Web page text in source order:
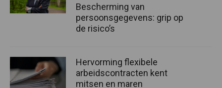
Bescherming van
persoonsgegevens: grip op
de risico’s
Hervorming flexibele
arbeidscontracten kent
mitsen en maren